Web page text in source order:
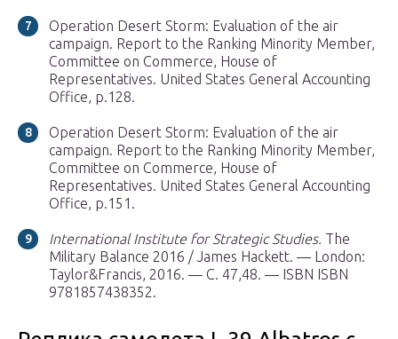
Operation Desert Storm: Evaluation of the air
campaign. Report to the Ranking Minority Member,
Committee on Commerce, House of
Representatives. United States General Accounting
Office, p.128.
Operation Desert Storm: Evaluation of the air
campaign. Report to the Ranking Minority Member,
Committee on Commerce, House of
Representatives. United States General Accounting
Office, p.151.
International Institute for Strategic Studies. The
Military Balance 2016 / James Hackett. — London:
Taylor&Francis, 2016. — С. 47,48. — ISBN ISBN
9781857438352.